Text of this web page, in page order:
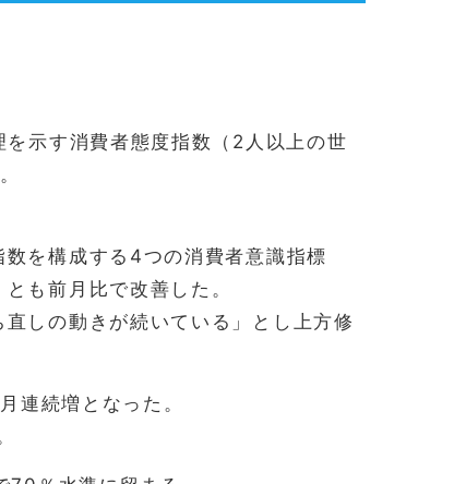
示す消費者態度指数（2人以上の世
を構成する4つの消費者意識指標
も前月比で改善した。
しの動きが続いている」とし上方修
連続増となった。